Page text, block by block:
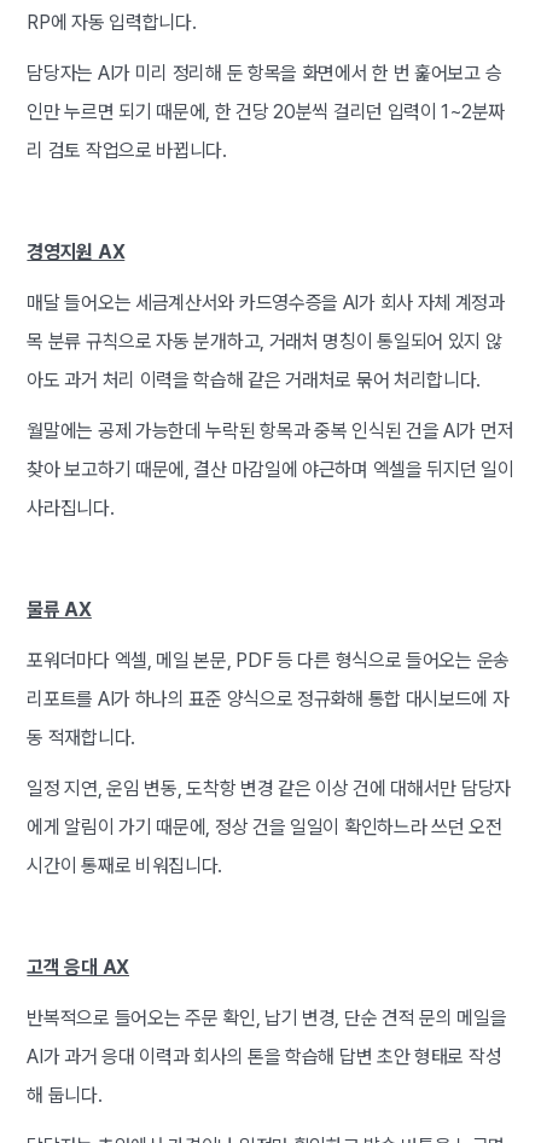
RP에 자동 입력합니다.
담당자는 AI가 미리 정리해 둔 항목을 화면에서 한 번 훑어보고 승
인만 누르면 되기 때문에, 한 건당 20분씩 걸리던 입력이 1~2분짜
리 검토 작업으로 바뀝니다.
경영지원 AX
매달 들어오는 세금계산서와 카드영수증을 AI가 회사 자체 계정과
목 분류 규칙으로 자동 분개하고, 거래처 명칭이 통일되어 있지 않
아도 과거 처리 이력을 학습해 같은 거래처로 묶어 처리합니다.
월말에는 공제 가능한데 누락된 항목과 중복 인식된 건을 AI가 먼저
찾아 보고하기 때문에, 결산 마감일에 야근하며 엑셀을 뒤지던 일이
사라집니다.
물류 AX
포워더마다 엑셀, 메일 본문, PDF 등 다른 형식으로 들어오는 운송
리포트를 AI가 하나의 표준 양식으로 정규화해 통합 대시보드에 자
동 적재합니다.
일정 지연, 운임 변동, 도착항 변경 같은 이상 건에 대해서만 담당자
에게 알림이 가기 때문에, 정상 건을 일일이 확인하느라 쓰던 오전
시간이 통째로 비워집니다.
고객 응대 AX
반복적으로 들어오는 주문 확인, 납기 변경, 단순 견적 문의 메일을
AI가 과거 응대 이력과 회사의 톤을 학습해 답변 초안 형태로 작성
해 둡니다.